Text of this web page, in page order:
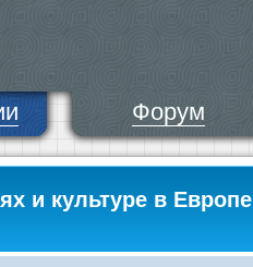
Форум
и культуре в Европе